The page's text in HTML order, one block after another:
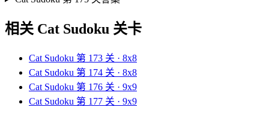
相关 Cat Sudoku 关卡
Cat Sudoku 第 173 关 · 8x8
Cat Sudoku 第 174 关 · 8x8
Cat Sudoku 第 176 关 · 9x9
Cat Sudoku 第 177 关 · 9x9